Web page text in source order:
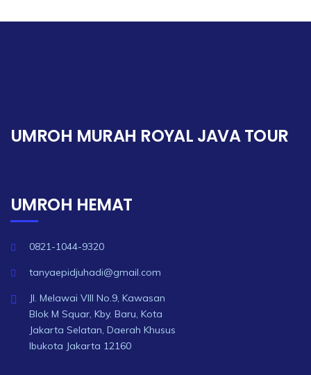
UMROH MURAH ROYAL JAVA TOUR
UMROH HEMAT
0821-1044-9320
tanyaepidjuhadi@gmail.com
Jl. Melawai VIII No.9, Kawasan
Blok M Squar, Kby. Baru, Kota
Jakarta Selatan, Daerah Khusus
Ibukota Jakarta 12160